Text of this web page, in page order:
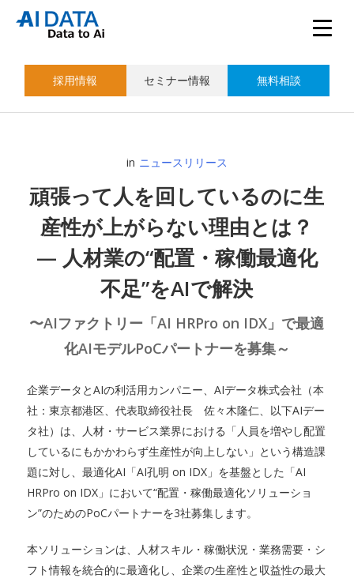
採用情報 セミナー情報 無料相談
in ニュースリリース
頑張って人を回しているのに生
産性が上がらない理由とは？
— 人材業の“配置・稼働最適化
不足”をAIで解決
〜AIファクトリー「AI HRPro on IDX」で最適
化AIモデルPoCパートナーを募集～
企業データとAIの利活用カンパニー、AIデータ株式会社（本
社：東京都港区、代表取締役社長 佐々木隆仁、以下AIデー
タ社）は、人材・サービス業界における「人員を増やし配置
しているにもかかわらず生産性が向上しない」という構造課
題に対し、最適化AI「AI孔明 on IDX」を基盤とした「AI
HRPro on IDX」において“配置・稼働最適化ソリューショ
ン”のためのPoCパートナーを3社募集します。
本ソリューションは、人材スキル・稼働状況・業務需要・シ
フト情報を統合的に最適化し、企業の生産性と収益性の最大